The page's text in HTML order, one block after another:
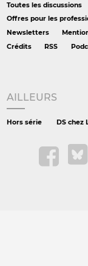
Toutes les discussions
Offres pour les
Newsletters
Crédits
RSS
AILLEURS
Hors série DS chez